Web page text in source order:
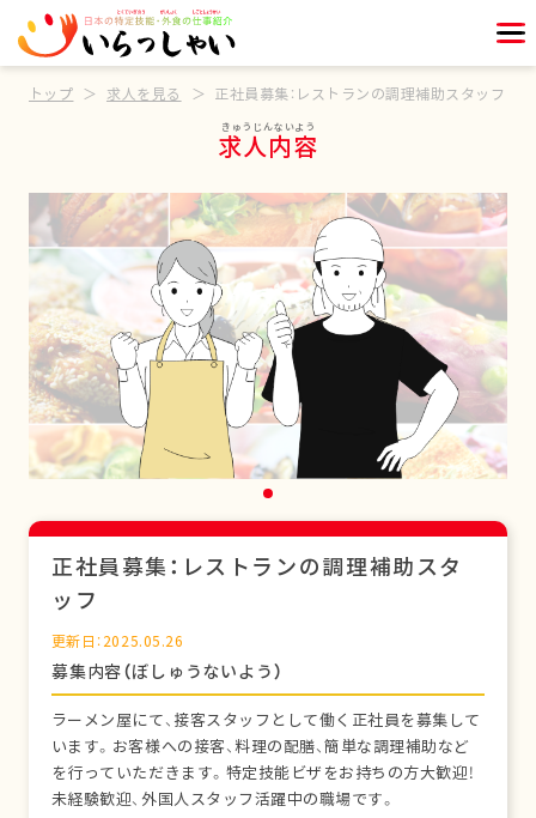
トップ 求人を見る 正社員募集：レストランの調理補助スタッフ
求人内容
正社員募集：レストランの調理補助スタ
ッフ
更新日：2025.05.26
募集内容（ぼしゅうないよう）
ラーメン屋にて、接客スタッフとして働く正社員を募集して
います。お客様への接客、料理の配膳、簡単な調理補助など
を行っていただきます。特定技能ビザをお持ちの方大歓迎！
未経験歓迎、外国人スタッフ活躍中の職場です。